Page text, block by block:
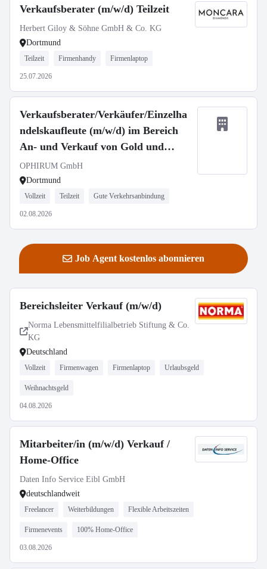
Verkaufsberater (m/w/d) Teilzeit
Herbert Giloy & Söhne GmbH & Co. KG
Dortmund
Teilzeit Firmenhandy Firmenlaptop
25.07.2026
Verkaufsberater/Verkäufer/Einzelha
ndelskaufleute (m/w/d) im Bereich
An- und Verkauf von Gold und
Silber - Dortmund (in Voll- oder
Teilzeit)
OPHIRUM GmbH
Dortmund
Vollzeit Teilzeit Gute Verkehrsanbindung
02.08.2026
Job Agent kostenlos abonnieren
Bereichsleiter Verkauf (m/w/d)
Norma Lebensmittelfilialbetrieb Stiftung & Co.
KG
Deutschland
Vollzeit Firmenwagen Firmenlaptop Urlaubsgeld
Weihnachtsgeld
04.08.2026
Mitarbeiter/in (m/w/d) Verkauf /
Home-Office
Daten Info Service Eibl GmbH
deutschlandweit
Freelancer Weiterbildungen Flexible Arbeitszeiten
Firmenevents 100% Home-Office
03.08.2026